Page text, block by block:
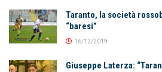
Taranto, la società
“baresi”
16/12/2019
Giuseppe Laterza: